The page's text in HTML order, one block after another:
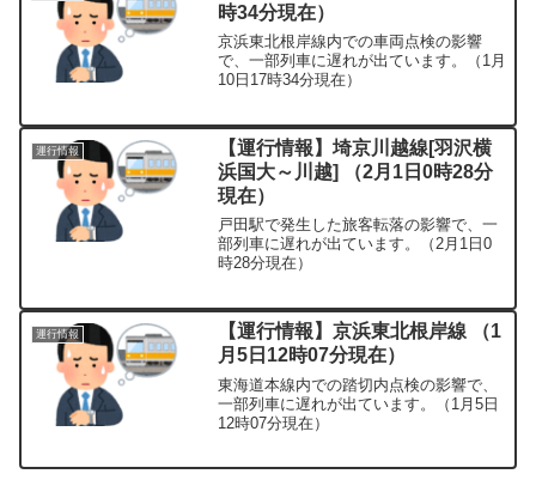
時34分現在）
京浜東北根岸線内での車両点検の影響
で、一部列車に遅れが出ています。（1月
10日17時34分現在）
運行情報
【運行情報】埼京川越線[羽沢横
浜国大～川越] （2月1日0時28分
現在）
戸田駅で発生した旅客転落の影響で、一
部列車に遅れが出ています。（2月1日0
時28分現在）
運行情報
【運行情報】京浜東北根岸線 （1
月5日12時07分現在）
東海道本線内での踏切内点検の影響で、
一部列車に遅れが出ています。（1月5日
12時07分現在）